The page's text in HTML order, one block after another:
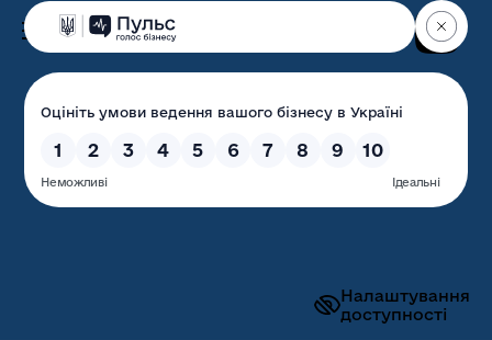
Налаштування
доступності
Волинська обласна
державна адміністрація